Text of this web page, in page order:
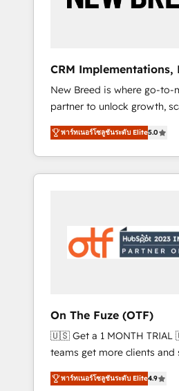
19 HubSpot-certified
deployment of Breeze AI
to automate growth. 🏆 Elite Excellence - 8
platform accreditations and
compliance expertise. - A team of 250+
experts dedicated to your
CRM Implementations,
+ Web, Demand Gen
New Breed is where go-to-
partner to unlock growth,
transformation. We help
HubSpot’s AI-powered
and operationalize
Marketing framework
Hubs to your buyer journey
scalability, & reporting.
UX, messaging, &
drive results. 🤖AI Strategy:
Agents, configure HubSpot
AEO with tailored AI
Extend HubSpot with
พาร์ทเนอร์โซลูชันระดับ Elite5.0
On The Fuze (OTF)
🇺🇸 Get a 1 MONTH TRIAL 🇺🇸
teams get more clients and
our HubSpot Consulting &
Services. 🚀 Who We Work With 🚀 We help
พาร์ทเนอร์โซลูชันระดับ Elite4.9